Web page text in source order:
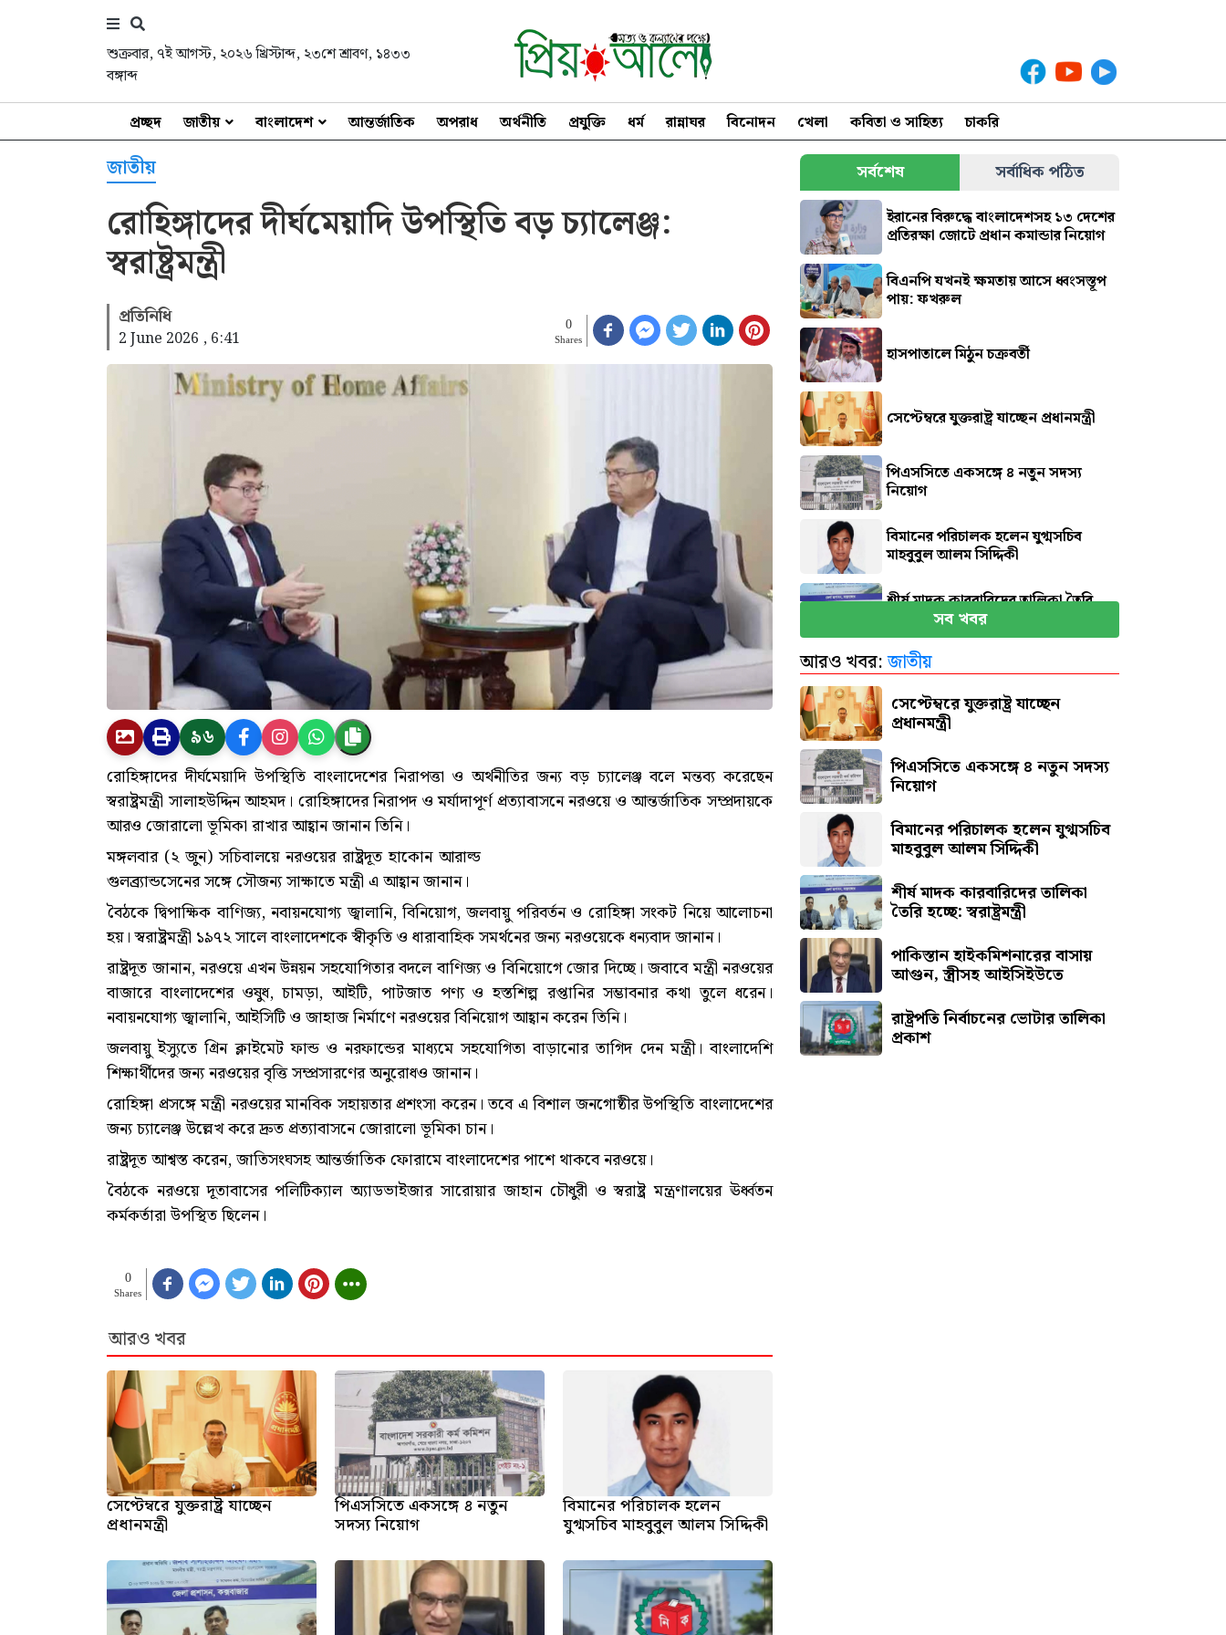
শুক্রবার, ৭ই আগস্ট, ২০২৬ খ্রিস্টাব্দ, ২৩শে শ্রাবণ, ১৪৩৩
বঙ্গাব্দ
প্রচ্ছদ জাতীয় বাংলাদেশ আন্তর্জাতিক অপরাধ অর্থনীতি প্রযুক্তি ধর্ম রান্নাঘর বিনোদন খেলা কবিতা ও সাহিত্য চাকরি
জাতীয়
রোহিঙ্গাদের দীর্ঘমেয়াদি উপস্থিতি বড় চ্যালেঞ্জ:
স্বরাষ্ট্রমন্ত্রী
প্রতিনিধি
2 June 2026 , 6:41
0
Shares
৯৬
রোহিঙ্গাদের দীর্ঘমেয়াদি উপস্থিতি বাংলাদেশের নিরাপত্তা ও অর্থনীতির জন্য বড় চ্যালেঞ্জ বলে মন্তব্য করেছেন
স্বরাষ্ট্রমন্ত্রী সালাহউদ্দিন আহমদ। রোহিঙ্গাদের নিরাপদ ও মর্যাদাপূর্ণ প্রত্যাবাসনে নরওয়ে ও আন্তর্জাতিক সম্প্রদায়কে
আরও জোরালো ভূমিকা রাখার আহ্বান জানান তিনি।
মঙ্গলবার (২ জুন) সচিবালয়ে নরওয়ের রাষ্ট্রদূত হাকোন আরাল্ড
গুলব্র্যান্ডসেনের সঙ্গে সৌজন্য সাক্ষাতে মন্ত্রী এ আহ্বান জানান।
বৈঠকে দ্বিপাক্ষিক বাণিজ্য, নবায়নযোগ্য জ্বালানি, বিনিয়োগ, জলবায়ু পরিবর্তন ও রোহিঙ্গা সংকট নিয়ে আলোচনা
হয়। স্বরাষ্ট্রমন্ত্রী ১৯৭২ সালে বাংলাদেশকে স্বীকৃতি ও ধারাবাহিক সমর্থনের জন্য নরওয়েকে ধন্যবাদ জানান।
রাষ্ট্রদূত জানান, নরওয়ে এখন উন্নয়ন সহযোগিতার বদলে বাণিজ্য ও বিনিয়োগে জোর দিচ্ছে। জবাবে মন্ত্রী নরওয়ের
বাজারে বাংলাদেশের ওষুধ, চামড়া, আইটি, পাটজাত পণ্য ও হস্তশিল্প রপ্তানির সম্ভাবনার কথা তুলে ধরেন।
নবায়নযোগ্য জ্বালানি, আইসিটি ও জাহাজ নির্মাণে নরওয়ের বিনিয়োগ আহ্বান করেন তিনি।
জলবায়ু ইস্যুতে গ্রিন ক্লাইমেট ফান্ড ও নরফান্ডের মাধ্যমে সহযোগিতা বাড়ানোর তাগিদ দেন মন্ত্রী। বাংলাদেশি
শিক্ষার্থীদের জন্য নরওয়ের বৃত্তি সম্প্রসারণের অনুরোধও জানান।
রোহিঙ্গা প্রসঙ্গে মন্ত্রী নরওয়ের মানবিক সহায়তার প্রশংসা করেন। তবে এ বিশাল জনগোষ্ঠীর উপস্থিতি বাংলাদেশের
জন্য চ্যালেঞ্জ উল্লেখ করে দ্রুত প্রত্যাবাসনে জোরালো ভূমিকা চান।
রাষ্ট্রদূত আশ্বস্ত করেন, জাতিসংঘসহ আন্তর্জাতিক ফোরামে বাংলাদেশের পাশে থাকবে নরওয়ে।
বৈঠকে নরওয়ে দূতাবাসের পলিটিক্যাল অ্যাডভাইজার সারোয়ার জাহান চৌধুরী ও স্বরাষ্ট্র মন্ত্রণালয়ের ঊর্ধ্বতন
কর্মকর্তারা উপস্থিত ছিলেন।
0
Shares
আরও খবর
সেপ্টেম্বরে যুক্তরাষ্ট্র যাচ্ছেন
প্রধানমন্ত্রী
পিএসসিতে একসঙ্গে ৪ নতুন
সদস্য নিয়োগ
বিমানের পরিচালক হলেন
যুগ্মসচিব মাহবুবুল আলম সিদ্দিকী
সর্বশেষ সর্বাধিক পঠিত
ইরানের বিরুদ্ধে বাংলাদেশসহ ১৩ দেশের
প্রতিরক্ষা জোটে প্রধান কমান্ডার নিয়োগ
বিএনপি যখনই ক্ষমতায় আসে ধ্বংসস্তূপ
পায়: ফখরুল
হাসপাতালে মিঠুন চক্রবর্তী
সেপ্টেম্বরে যুক্তরাষ্ট্র যাচ্ছেন প্রধানমন্ত্রী
পিএসসিতে একসঙ্গে ৪ নতুন সদস্য
নিয়োগ
বিমানের পরিচালক হলেন যুগ্মসচিব
মাহবুবুল আলম সিদ্দিকী
শীর্ষ মাদক কারবারিদের তালিকা তৈরি
হচ্ছে: স্বরাষ্ট্রমন্ত্রী
জন্মের পর হাসপাতালেই অদলবদল
সব খবর
আরও খবর:জাতীয়
সেপ্টেম্বরে যুক্তরাষ্ট্র যাচ্ছেন
প্রধানমন্ত্রী
পিএসসিতে একসঙ্গে ৪ নতুন সদস্য
নিয়োগ
বিমানের পরিচালক হলেন যুগ্মসচিব
মাহবুবুল আলম সিদ্দিকী
শীর্ষ মাদক কারবারিদের তালিকা
তৈরি হচ্ছে: স্বরাষ্ট্রমন্ত্রী
পাকিস্তান হাইকমিশনারের বাসায়
আগুন, স্ত্রীসহ আইসিইউতে
রাষ্ট্রপতি নির্বাচনের ভোটার তালিকা
প্রকাশ